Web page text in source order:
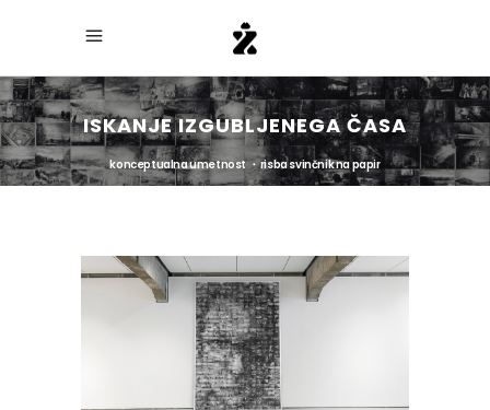
ISKANJE IZGUBLJENEGA ČASA
konceptualna umetnost ・ risba svinčnik na papir